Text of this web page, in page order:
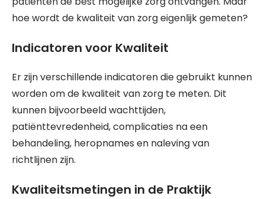
hoe wordt de kwaliteit van zorg eigenlijk gemeten?
Indicatoren voor Kwaliteit
Er zijn verschillende indicatoren die gebruikt kunnen
worden om de kwaliteit van zorg te meten. Dit
kunnen bijvoorbeeld wachttijden,
patiënttevredenheid, complicaties na een
behandeling, heropnames en naleving van
richtlijnen zijn.
Kwaliteitsmetingen in de Praktijk